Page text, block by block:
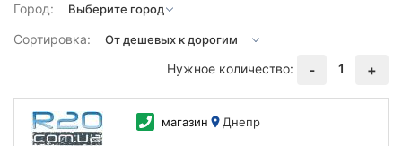
Город:
Сортировка:
Нужное количество:
- 1 +
магазин Днепр